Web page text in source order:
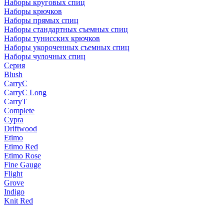
Наборы круговых спиц
Наборы крючков
Наборы прямых спиц
Наборы стандартных съемных спиц
Наборы тунисских крючков
Наборы укороченных съемных спиц
Наборы чулочных спиц
Серия
Blush
CarryC
CarryC Long
CarryT
Complete
Cypra
Driftwood
Etimo
Etimo Red
Etimo Rose
Fine Gauge
Flight
Grove
Indigo
Knit Red